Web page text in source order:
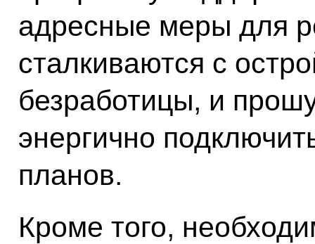
адресные меры для
сталкиваются с
безработицы, и
энергично
планов.
Кроме того,